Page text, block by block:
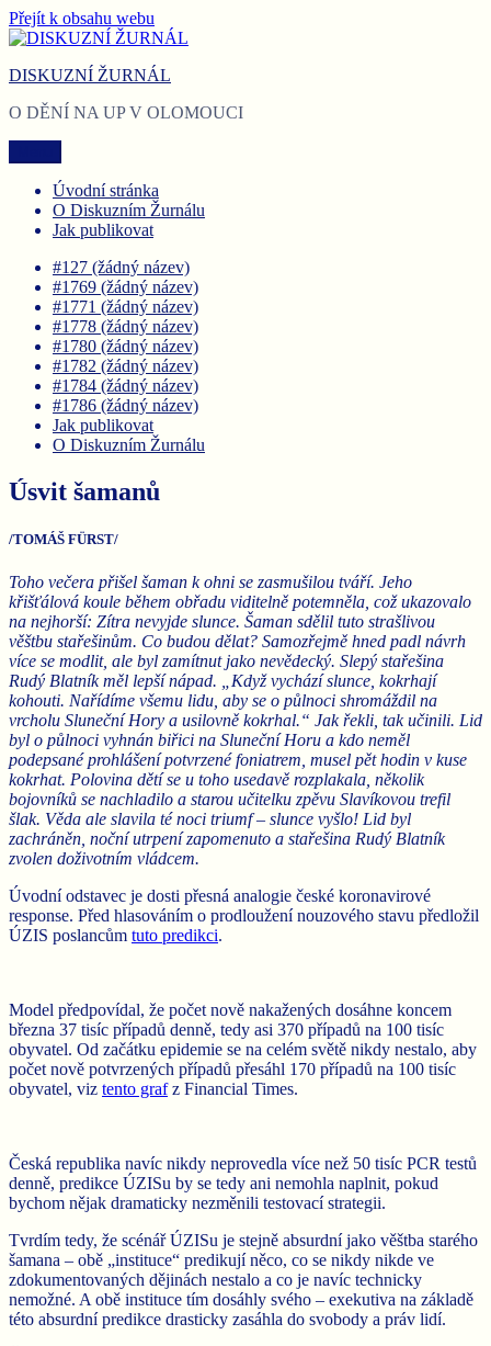
Přejít k obsahu webu
DISKUZNÍ ŽURNÁL
O DĚNÍ NA UP V OLOMOUCI
Úvodní stránka
O Diskuzním Žurnálu
Jak publikovat
#127 (žádný název)
#1769 (žádný název)
#1771 (žádný název)
#1778 (žádný název)
#1780 (žádný název)
#1782 (žádný název)
#1784 (žádný název)
#1786 (žádný název)
Jak publikovat
O Diskuzním Žurnálu
Úsvit šamanů
/TOMÁŠ FÜRST/
Toho večera přišel šaman k ohni se zasmušilou tváří. Jeho
křišťálová koule během obřadu viditelně potemněla, což ukazovalo
na nejhorší: Zítra nevyjde slunce. Šaman sdělil tuto strašlivou
věštbu stařešinům. Co budou dělat? Samozřejmě hned padl návrh
více se modlit, ale byl zamítnut jako nevědecký. Slepý stařešina
Rudý Blatník měl lepší nápad. „Když vychází slunce, kokrhají
kohouti. Nařídíme všemu lidu, aby se o půlnoci shromáždil na
vrcholu Sluneční Hory a usilovně kokrhal.“ Jak řekli, tak učinili. Lid
byl o půlnoci vyhnán biřici na Sluneční Horu a kdo neměl
podepsané prohlášení potvrzené foniatrem, musel pět hodin v kuse
kokrhat. Polovina dětí se u toho usedavě rozplakala, několik
bojovníků se nachladilo a starou učitelku zpěvu Slavíkovou trefil
šlak. Věda ale slavila té noci triumf – slunce vyšlo! Lid byl
zachráněn, noční utrpení zapomenuto a stařešina Rudý Blatník
zvolen doživotním vládcem.
Úvodní odstavec je dosti přesná analogie české koronavirové
response. Před hlasováním o prodloužení nouzového stavu předložil
ÚZIS poslancům tuto predikci.
Model předpovídal, že počet nově nakažených dosáhne koncem
března 37 tisíc případů denně, tedy asi 370 případů na 100 tisíc
obyvatel. Od začátku epidemie se na celém světě nikdy nestalo, aby
počet nově potvrzených případů přesáhl 170 případů na 100 tisíc
obyvatel, viz tento grafz Financial Times.
Česká republika navíc nikdy neprovedla více než 50 tisíc PCR testů
denně, predikce ÚZISu by se tedy ani nemohla naplnit, pokud
bychom nějak dramaticky nezměnili testovací strategii.
Tvrdím tedy, že scénář ÚZISu je stejně absurdní jako věštba starého
šamana – obě „instituce“ predikují něco, co se nikdy nikde ve
zdokumentovaných dějinách nestalo a co je navíc technicky
nemožné. A obě instituce tím dosáhly svého – exekutiva na základě
této absurdní predikce drasticky zasáhla do svobody a práv lidí.